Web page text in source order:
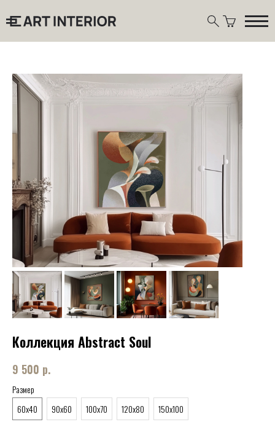
Коллекция Abstract Soul
9 500 р.
Размер
60x40
90x60 100x70 120x80 150x100